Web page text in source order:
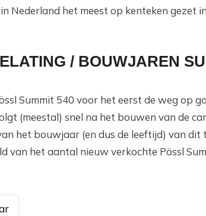
Nederland het meest op kenteken gezet
/ BOUWJAREN
Summit 540 voor het eerst de weg op
(meestal) snel na het bouwen van de
het bouwjaar (en dus de leeftijd) van dit
van het aantal nieuw verkochte Pössl